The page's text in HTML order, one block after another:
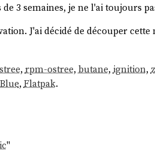
3 semaines, je ne l'ai toujours
J'ai décidé de découper cette
, rpm-ostree, butane, ignition,
, Flatpak.
"